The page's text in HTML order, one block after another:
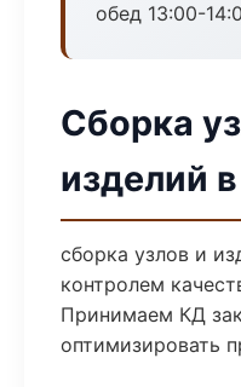
обед 13:00-
Сборка
изделий
сборка узлов и
контролем
Принимаем КД
оптимизировать